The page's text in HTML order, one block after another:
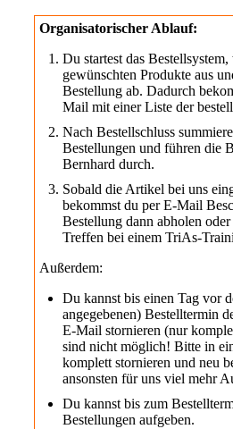
Organisatorischer Ablauf:
Du startest das
gewünschten Produkte aus
Bestellung ab. Dadurch
Mail mit einer Liste der
Nach Bestellschluss
Bestellungen und führen die
Bernhard durch.
Sobald die Artikel bei uns
bekommst du per E-Mail
Bestellung dann abholen
Treffen bei einem TriAs-
Außerdem:
Du kannst bis einen Tag vor
angegebenen) Bestelltermin
E-Mail stornieren (nur
sind nicht möglich! Bitte in
komplett stornieren und neu
ansonsten für uns viel mehr
Du kannst bis zum
Bestellungen aufgeben.